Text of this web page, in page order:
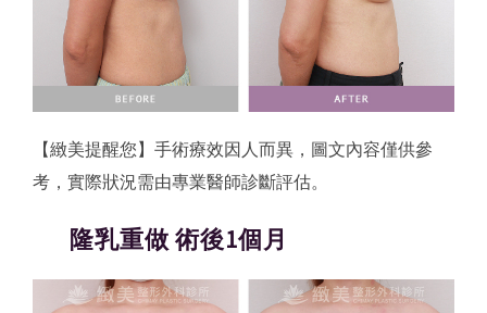
【緻美提醒您】手術療效因人而異，圖文內容僅供參
考，實際狀況需由專業醫師診斷評估。
隆乳重做 術後1個月